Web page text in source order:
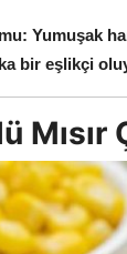
Yumuşak
bir eşlikçi
Mısır